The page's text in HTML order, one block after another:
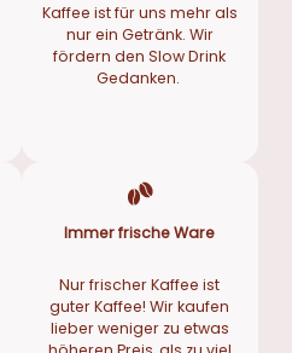
Kaffee ist für uns mehr als
nur ein Getränk. Wir
fördern den Slow Drink
Gedanken.
Immer frische Ware
Nur frischer Kaffee ist
guter Kaffee! Wir kaufen
lieber weniger zu etwas